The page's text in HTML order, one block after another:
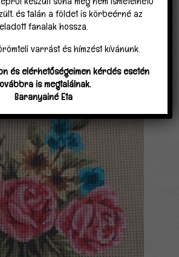
és talán a földet is körbeérné az
eladott fanalak hossza.
varrást és hímzést kívánunk.
és elérhetőségeimen kérdés esetén
is megtalálnak.
Baranyainé Eta